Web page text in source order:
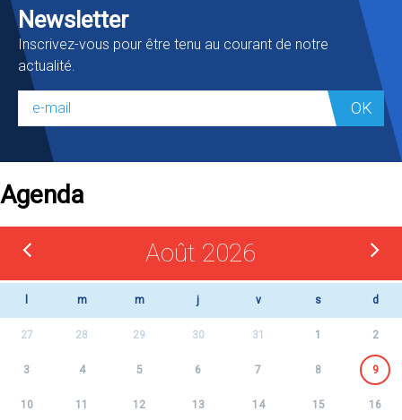
Newsletter
Inscrivez-vous pour être tenu au courant de notre
actualité.
OK
Agenda
Août 2026
m m j v s d
27 28 29 30 31 1 2
3 4 5 6 7 8 9
10 11 12 13 14 15 16